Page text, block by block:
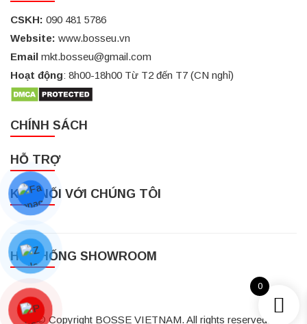
CSKH: 090 481 5786
Website: www.bosseu.vn
Email mkt.bosseu@gmail.com
Hoạt động: 8h00-18h00 Từ T2 đến T7 (CN nghỉ)
CHÍNH SÁCH
HỖ TRỢ
KẾT NỐI VỚI CHÚNG TÔI
HỆ THỐNG SHOWROOM
© Copyright BOSSE VIETNAM. All rights reserved.
0